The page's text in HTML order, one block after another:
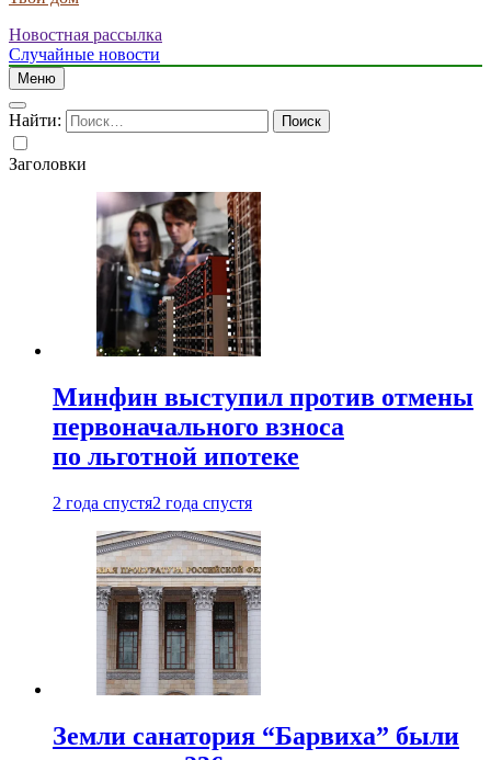
Новостная рассылка
Случайные новости
Меню
Найти:
Заголовки
Минфин выступил против отмены
первоначального взноса
по льготной ипотеке
2 года спустя2 года спустя
Земли санатория “Барвиха” были